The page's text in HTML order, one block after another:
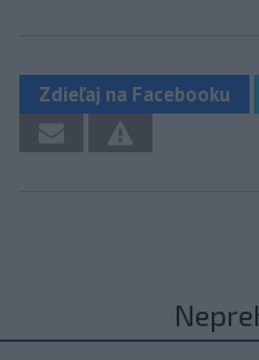
Zdieľaj na Facebooku